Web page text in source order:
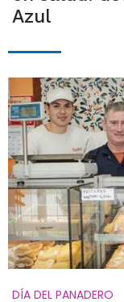
Azul
DÍA DEL PANADERO